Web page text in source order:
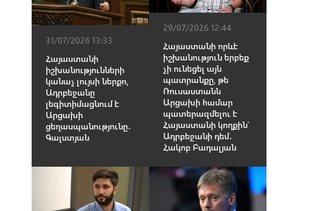
31/07/2026 13:33
Հայաստանի
իշխանությունների
կանաչ լույսի ներքո,
Ադրբեջանը
լեգիտիմացնում է
Արցախի
ցեղասպանությունը․
Գալստյան
29/07/2026 12:44
Հայաստանի որևէ
իշխանություն երբեք
չի ունեցել այն
պատրանքը, թե
Ռուսաստանն
Արցախի համար
պատերազմելու է
Հայաստանի կողքին՝
Ադրբեջանի դեմ․
Հակոբ Բադալյան